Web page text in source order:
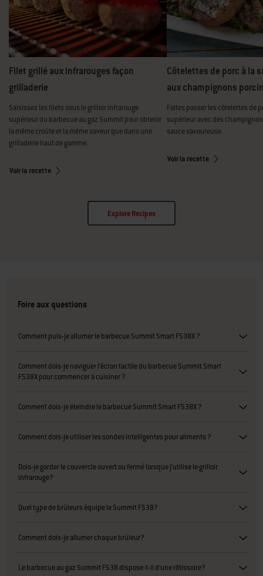
Filet grillé aux infrarouges façon
grilladerie
Saisissez les filets sous le grilloir infrarouge
supérieur du barbecue au gaz Summit pour obtenir
la même croûte et la même saveur que dans une
grilladerie haut de gamme.
Voir la recette
Côtelettes de porc à la
aux champignons
Faites passer les côtelettes de
supérieur avec des
sauce savoureuse.
Voir la recette
Explore Recipes
Foire aux questions
Comment puis-je allumer le barbecue Summit Smart FS38X ?
Comment dois-je naviguer l’écran tactile du barbecue Summit Smart
FS38X pour commencer à cuisiner ?
Comment dois-je éteindre le barbecue Summit Smart FS38X ?
Comment dois-je utiliser les sondes intelligentes pour aliments ?
Dois-je garder le couvercle ouvert ou fermé lorsque j’utilise le grilloir
infrarouge?
Quel type de brûleurs équipe le Summit FS38?
Comment dois-je allumer chaque brûleur?
Le barbecue au gaz Summit FS38 dispose-t-il d’une rôtissoire?